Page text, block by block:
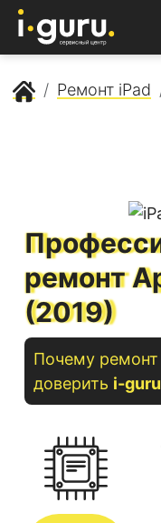
Сервисный
Ремонт iPad
ремонт
(2019)
Почему ремонт
доверить i-